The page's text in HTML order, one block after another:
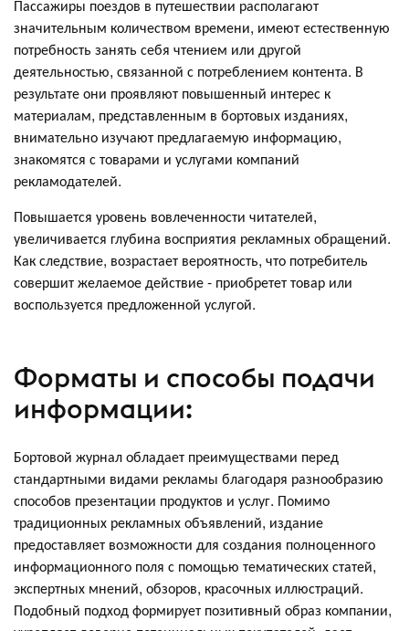
Пассажиры поездов в путешествии располагают
значительным количеством времени, имеют естественную
потребность занять себя чтением или другой
деятельностью, связанной с потреблением контента. В
результате они проявляют повышенный интерес к
материалам, представленным в бортовых изданиях,
внимательно изучают предлагаемую информацию,
знакомятся с товарами и услугами компаний
рекламодателей.
Повышается уровень вовлеченности читателей,
увеличивается глубина восприятия рекламных обращений.
Как следствие, возрастает вероятность, что потребитель
совершит желаемое действие - приобретет товар или
воспользуется предложенной услугой.
Форматы и способы подачи
информации:
Бортовой журнал обладает преимуществами перед
стандартными видами рекламы благодаря разнообразию
способов презентации продуктов и услуг. Помимо
традиционных рекламных объявлений, издание
предоставляет возможности для создания полноценного
информационного поля с помощью тематических статей,
экспертных мнений, обзоров, красочных иллюстраций.
Подобный подход формирует позитивный образ компании,